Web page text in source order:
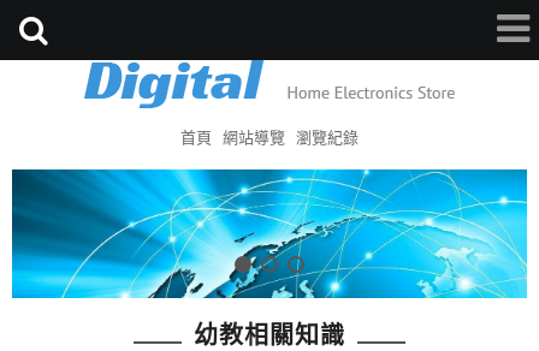
首頁 網站導覽 瀏覽紀錄
幼教相關知識